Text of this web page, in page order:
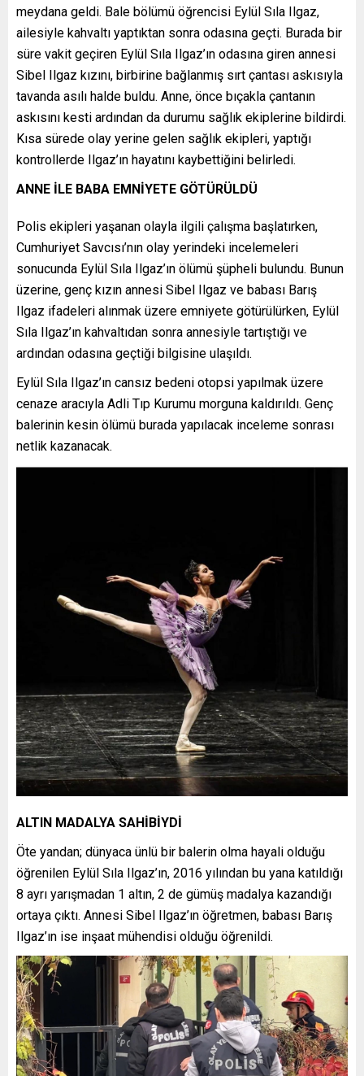
meydana geldi. Bale bölümü öğrencisi Eylül Sıla Ilgaz,
ailesiyle kahvaltı yaptıktan sonra odasına geçti. Burada bir
süre vakit geçiren Eylül Sıla Ilgaz’ın odasına giren annesi
Sibel Ilgaz kızını, birbirine bağlanmış sırt çantası askısıyla
tavanda asılı halde buldu. Anne, önce bıçakla çantanın
askısını kesti ardından da durumu sağlık ekiplerine bildirdi.
Kısa sürede olay yerine gelen sağlık ekipleri, yaptığı
kontrollerde Ilgaz’ın hayatını kaybettiğini belirledi.
ANNE İLE BABA EMNİYETE GÖTÜRÜLDÜ
Polis ekipleri yaşanan olayla ilgili çalışma başlatırken,
Cumhuriyet Savcısı’nın olay yerindeki incelemeleri
sonucunda Eylül Sıla Ilgaz’ın ölümü şüpheli bulundu. Bunun
üzerine, genç kızın annesi Sibel Ilgaz ve babası Barış
Ilgaz ifadeleri alınmak üzere emniyete götürülürken, Eylül
Sıla Ilgaz’ın kahvaltıdan sonra annesiyle tartıştığı ve
ardından odasına geçtiği bilgisine ulaşıldı.
Eylül Sıla Ilgaz’ın cansız bedeni otopsi yapılmak üzere
cenaze aracıyla Adli Tıp Kurumu morguna kaldırıldı. Genç
balerinin kesin ölümü burada yapılacak inceleme sonrası
netlik kazanacak.
ALTIN MADALYA SAHİBİYDİ
Öte yandan; dünyaca ünlü bir balerin olma hayali olduğu
öğrenilen Eylül Sıla Ilgaz’ın, 2016 yılından bu yana katıldığı
8 ayrı yarışmadan 1 altın, 2 de gümüş madalya kazandığı
ortaya çıktı. Annesi Sibel Ilgaz’ın öğretmen, babası Barış
Ilgaz’ın ise inşaat mühendisi olduğu öğrenildi.